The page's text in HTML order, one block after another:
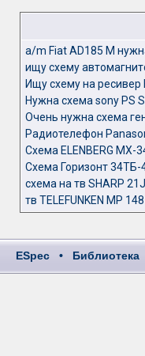
a/m Fiat AD185 M
ищу схему
Ищу схему на ресивер
Нужна схема sony PS
Очень нужна схема
Радиотелефон
Схема ELENBERG MX-
Схема Горизонт
схема на тв SHARP
тв TELEFUNKEN MP
ESpec • Библиотека